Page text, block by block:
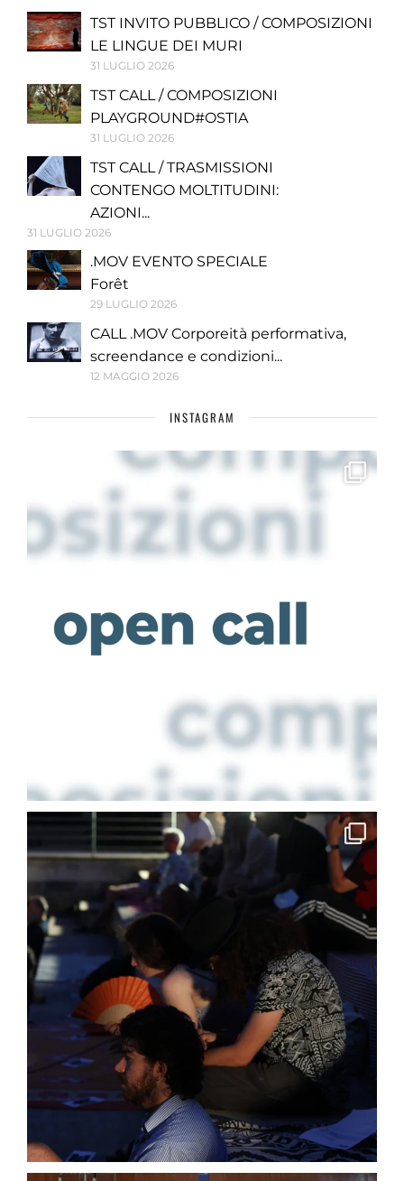
TST INVITO PUBBLICO / COMPOSIZIONI
LE LINGUE DEI MURI
31 LUGLIO 2026
TST CALL / COMPOSIZIONI
PLAYGROUND#OSTIA
31 LUGLIO 2026
TST CALL / TRASMISSIONI
CONTENGO MOLTITUDINI:
AZIONI...
31 LUGLIO 2026
.MOV EVENTO SPECIALE
Forêt
29 LUGLIO 2026
CALL .MOV Corporeità performativa,
screendance e condizioni...
12 MAGGIO 2026
INSTAGRAM